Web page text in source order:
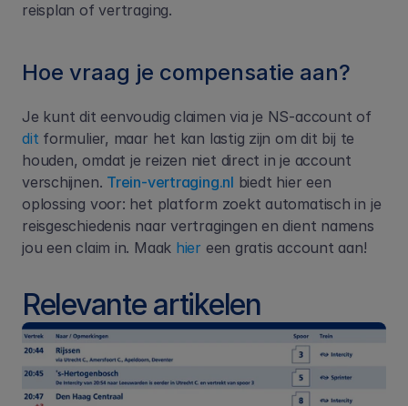
reisplan of vertraging.
Hoe vraag je compensatie aan?
dit formulier, maar het kan lastig zijn om dit bij te
houden, omdat je reizen niet direct in je account
verschijnen. Trein-vertraging.nl biedt hier een
oplossing voor: het platform zoekt automatisch in je
reisgeschiedenis naar vertragingen en dient namens
jou een claim in. Maak hier een gratis account aan!
Relevante artikelen